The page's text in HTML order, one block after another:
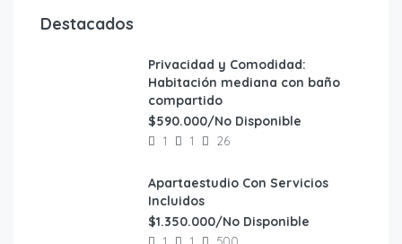
Destacados
Privacidad y Comodidad:
Habitación mediana con baño
compartido
$590.000/No Disponible
1 1 26
Apartaestudio Con Servicios
Incluidos
$1.350.000/No Disponible